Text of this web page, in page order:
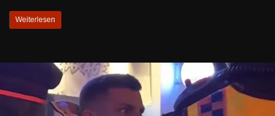
Weiterlesen